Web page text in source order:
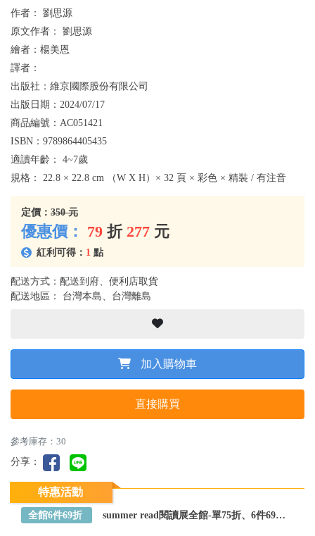
作者： 劉思源
原文作者： 劉思源
繪者： 楊美恩
譯者：
出版社： 維京國際股份有限公司
出版日期： 2024/07/17
商品編號： AC051421
ISBN： 9789864405435
適讀年齡： 4~7歲
規格： 22.8 × 22.8 cm （W X H）× 32 頁 × 彩色 × 精裝 / 有注音
定價： 350 元
優惠價： 79 折 277 元
紅利可得： 1 點
配送方式：配送到府、便利店取貨
配送地區： 台灣本島、台灣離島
加入購物車
直接購買
參考庫存：30
分享：
特惠活動
全館6件69折 summer read閱讀展全館-單75折、6件69折～全館任選